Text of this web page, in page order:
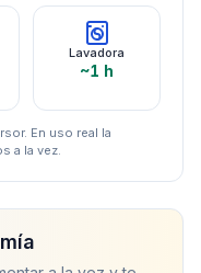
Lavadora
~1 h
En uso real la
a la vez.